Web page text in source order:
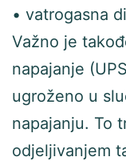
• vatrogasna
Važno je
napajanje
ugroženo u
napajanju. To
odjeljivanjem